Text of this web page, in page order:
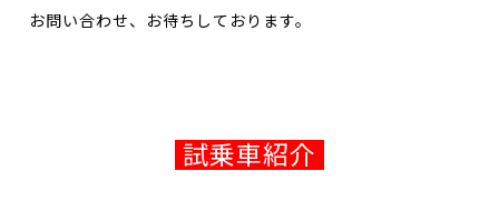
お問い合わせ、お待ちしております。
試乗車紹介